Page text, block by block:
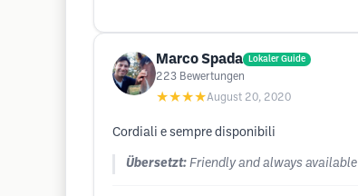
Marco Spada Lokaler Guide
223 Bewertungen
★★★★August 20, 2020
Cordiali e sempre disponibili
Übersetzt: Friendly and always available